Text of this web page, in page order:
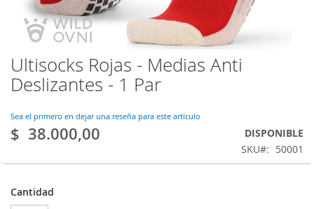
Ultisocks Rojas - Medias Anti
Deslizantes - 1 Par
Sea el primero en dejar una reseña para este artículo
$ 38.000,00
DISPONIBLE
SKU
50001
Cantidad
Saltar
al
comienzo
la
galería
de